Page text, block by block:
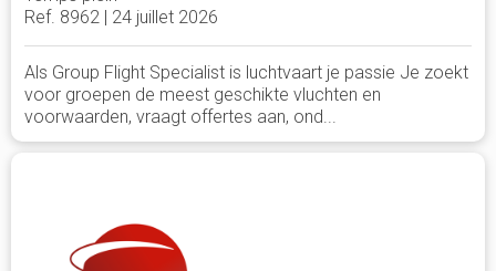
Ref. 8962 | 24 juillet 2026
Als Group Flight Specialist is luchtvaart je passie Je zoekt
voor groepen de meest geschikte vluchten en
voorwaarden, vraagt offertes aan, ond...